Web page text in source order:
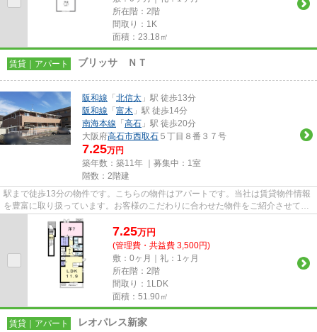
所在階：2階
間取り：1K
面積：23.18㎡
賃貸｜アパート ブリッサ ＮＴ
阪和線 「 北信太 」駅 徒歩13分
阪和線 「 富木 」駅 徒歩14分
南海本線 「 高石 」駅 徒歩20分
大阪府高石市西取石 ５丁目８番３７号
7.25万円
築年数：築11年 ｜募集中： 1室
階数：2階建
駅まで徒歩13分の物件です。こちらの物件はアパートです。当社は賃貸物件情報
を豊富に取り扱っています。お客様のこだわりに合わせた物件をご紹介させてい
ただきますので、ぜひ当社に...
7.25万円
(管理費・共益費 3,500円)
敷：0ヶ月｜礼：1ヶ月
所在階：2階
間取り：1LDK
面積：51.90㎡
賃貸｜アパート レオパレス新家